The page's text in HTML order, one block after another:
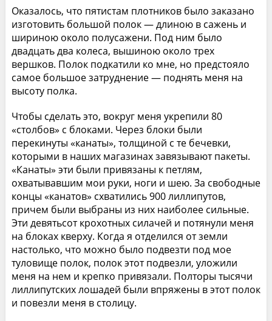
Оказалось, что пятистам плотников было заказано
изготовить большой полок — длиною в сажень и
шириною около полусажени. Под ним было
двадцать два колеса, вышиною около трех
вершков. Полок подкатили ко мне, но предстояло
самое большое затруднение — поднять меня на
высоту полка.
Чтобы сделать это, вокруг меня укрепили 80
«столбов» с блоками. Через блоки были
перекинуты «канаты», толщиной с те бечевки,
которыми в наших магазинах завязывают пакеты.
«Канаты» эти были привязаны к петлям,
охватывавшим мои руки, ноги и шею. За свободные
концы «канатов» схватились 900 лиллипутов,
причем были выбраны из них наиболее сильные.
Эти девятьсот крохотных силачей и потянули меня
на блоках кверху. Когда я отделился от земли
настолько, что можно было подвезти под мое
туловище полок, полок этот подвезли, уложили
меня на нем и крепко привязали. Полторы тысячи
лиллипутских лошадей были впряжены в этот полок
и повезли меня в столицу.